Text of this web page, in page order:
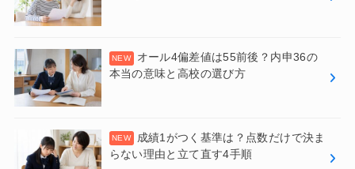
オール4偏差値は55前後？内申36の
本当の意味と高校の選び方
成績1がつく基準は？点数だけで決ま
らない理由と立て直す4手順